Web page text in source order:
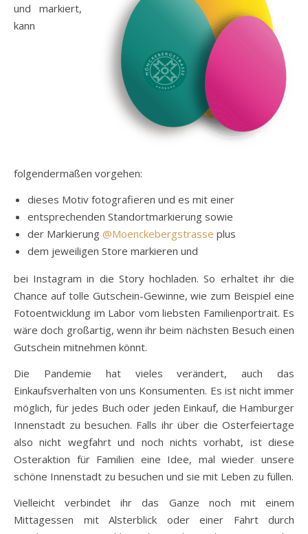
und markiert,
kann
folgendermaßen vorgehen:
dieses Motiv fotografieren und es mit einer
entsprechenden Standortmarkierung sowie
der Markierung @Moenckebergstrasse plus
dem jeweiligen Store markieren und
bei Instagram in die Story hochladen. So erhaltet ihr die
Chance auf tolle Gutschein-Gewinne, wie zum Beispiel eine
Fotoentwicklung im Labor vom liebsten Familienportrait. Es
wäre doch großartig, wenn ihr beim nächsten Besuch einen
Gutschein mitnehmen könnt.
Die Pandemie hat vieles verändert, auch das
Einkaufsverhalten von uns Konsumenten. Es ist nicht immer
möglich, für jedes Buch oder jeden Einkauf, die Hamburger
Innenstadt zu besuchen. Falls ihr über die Osterfeiertage
also nicht wegfahrt und noch nichts vorhabt, ist diese
Osteraktion für Familien eine Idee, mal wieder unsere
schöne Innenstadt zu besuchen und sie mit Leben zu füllen.
Vielleicht verbindet ihr das Ganze noch mit einem
Mittagessen mit Alsterblick oder einer Fahrt durch